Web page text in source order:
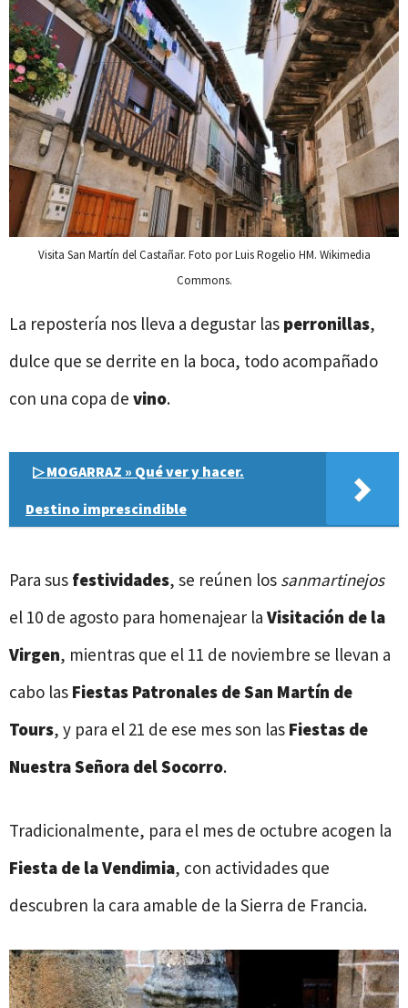
Visita San Martín del Castañar. Foto por Luis Rogelio HM. Wikimedia
Commons.
La repostería nos lleva a degustar las perronillas,
dulce que se derrite en la boca, todo acompañado
con una copa de vino.
▷ MOGARRAZ » Qué ver y hacer.
Destino imprescindible
Para sus festividades, se reúnen los sanmartinejos
el 10 de agosto para homenajear la Visitación de la
Virgen, mientras que el 11 de noviembre se llevan a
cabo las Fiestas Patronales de San Martín de
Tours, y para el 21 de ese mes son las Fiestas de
Nuestra Señora del Socorro.
Tradicionalmente, para el mes de octubre acogen la
Fiesta de la Vendimia, con actividades que
descubren la cara amable de la Sierra de Francia.